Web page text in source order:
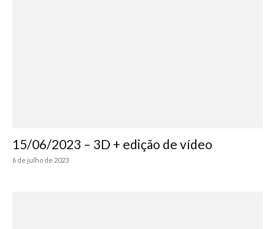
15/06/2023 – 3D + edição de vídeo
6 de julho de 2023